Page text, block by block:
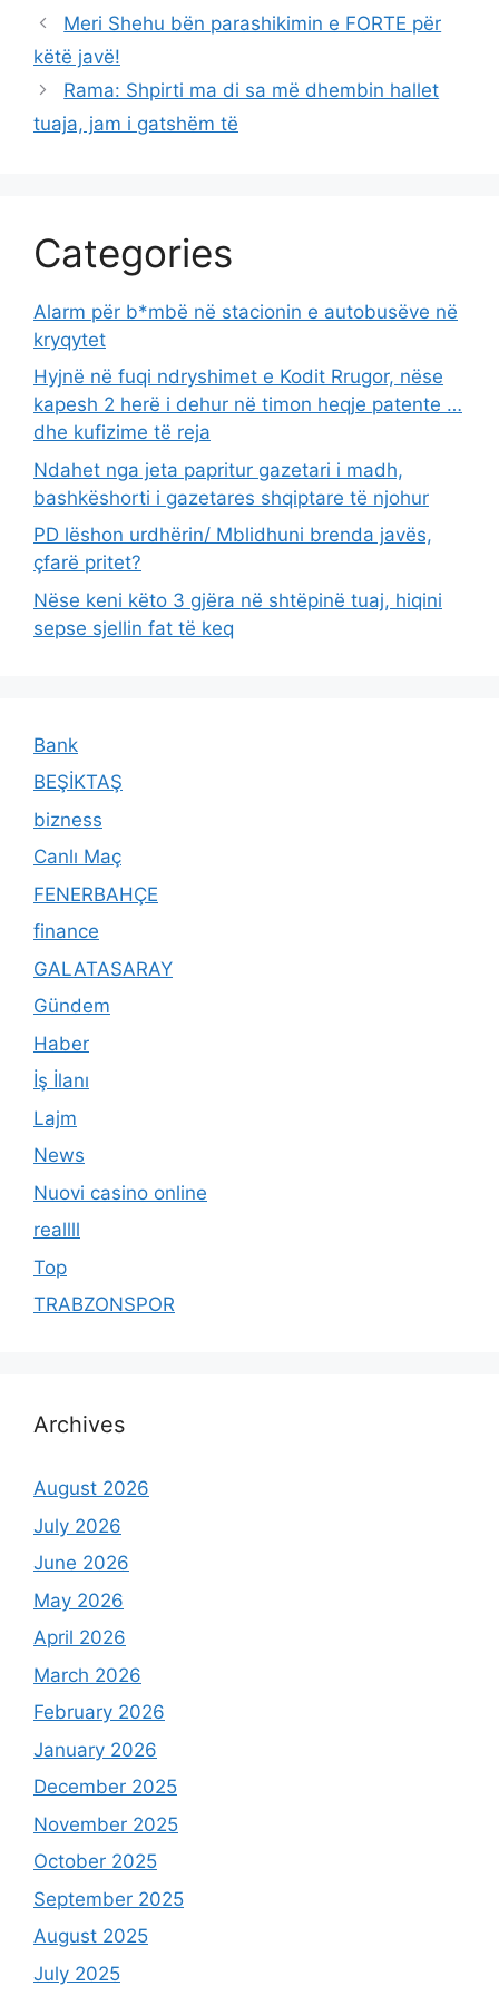
Meri Shehu bën parashikimin e FORTE për
këtë javë!
Rama: Shpirti ma di sa më dhembin hallet
tuaja, jam i gatshëm të
Categories
Alarm për b*mbë në stacionin e autobusëve në
kryqytet
Hyjnë në fuqi ndryshimet e Kodit Rrugor, nëse
kapesh 2 herë i dehur në timon heqje patente …
dhe kufizime të reja
Ndahet nga jeta papritur gazetari i madh,
bashkëshorti i gazetares shqiptare të njohur
PD lëshon urdhërin/ Mblidhuni brenda javës,
çfarë pritet?
Nëse keni këto 3 gjëra në shtëpinë tuaj, hiqini
sepse sjellin fat të keq
Bank
BEŞİKTAŞ
bizness
Canlı Maç
FENERBAHÇE
finance
GALATASARAY
Gündem
Haber
İş İlanı
Lajm
News
Nuovi casino online
reallll
Top
TRABZONSPOR
Archives
August 2026
July 2026
June 2026
May 2026
April 2026
March 2026
February 2026
January 2026
December 2025
November 2025
October 2025
September 2025
August 2025
July 2025